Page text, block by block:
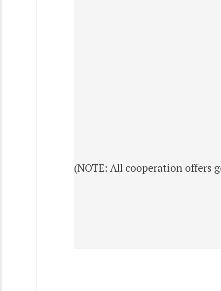
(NOTE: All cooperation offers